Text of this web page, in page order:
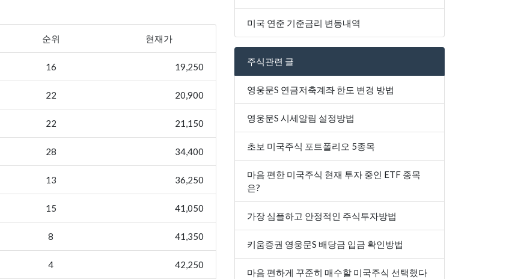
순위 현재가
16 19,250
22 20,900
22 21,150
28 34,400
13 36,250
15 41,050
8 41,350
4 42,250
미국 연준 기준금리 변동내역
주식관련 글
영웅문S 연금저축계좌 한도 변경 방법
영웅문S 시세알림 설정방법
초보 미국주식 포트폴리오 5종목
마음 편한 미국주식 현재 투자 중인 ETF 종목
은?
가장 심플하고 안정적인 주식투자방법
키움증권 영웅문S 배당금 입금 확인방법
마음 편하게 꾸준히 매수할 미국주식 선택했다